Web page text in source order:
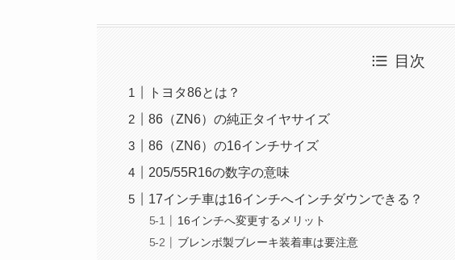
目次
トヨタ86とは？
86（ZN6）の純正タイヤサイズ
86（ZN6）の16インチサイズ
205/55R16の数字の意味
17インチ車は16インチへインチダウンできる？
16インチへ変更するメリット
ブレンボ製ブレーキ装着車は要注意